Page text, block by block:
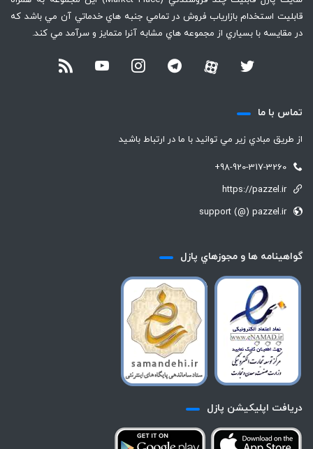
قابليت استخدام بازارياب فروش در تمامي جنبه هاي خدماتي آن مي باشد كه
در مقايسه با بسياري از مجموعه هاي مشابه آنرا متمايز و سرآمد مي كند.
تماس با ما
از طريق مبادي زير مي توانيد با ما در ارتباط باشيد
+98-920-317-3260
https://pazzel.ir
support (@) pazzel.ir
گواهينامه ها و مجوزهاي پازل
دريافت اپليكيشن پازل